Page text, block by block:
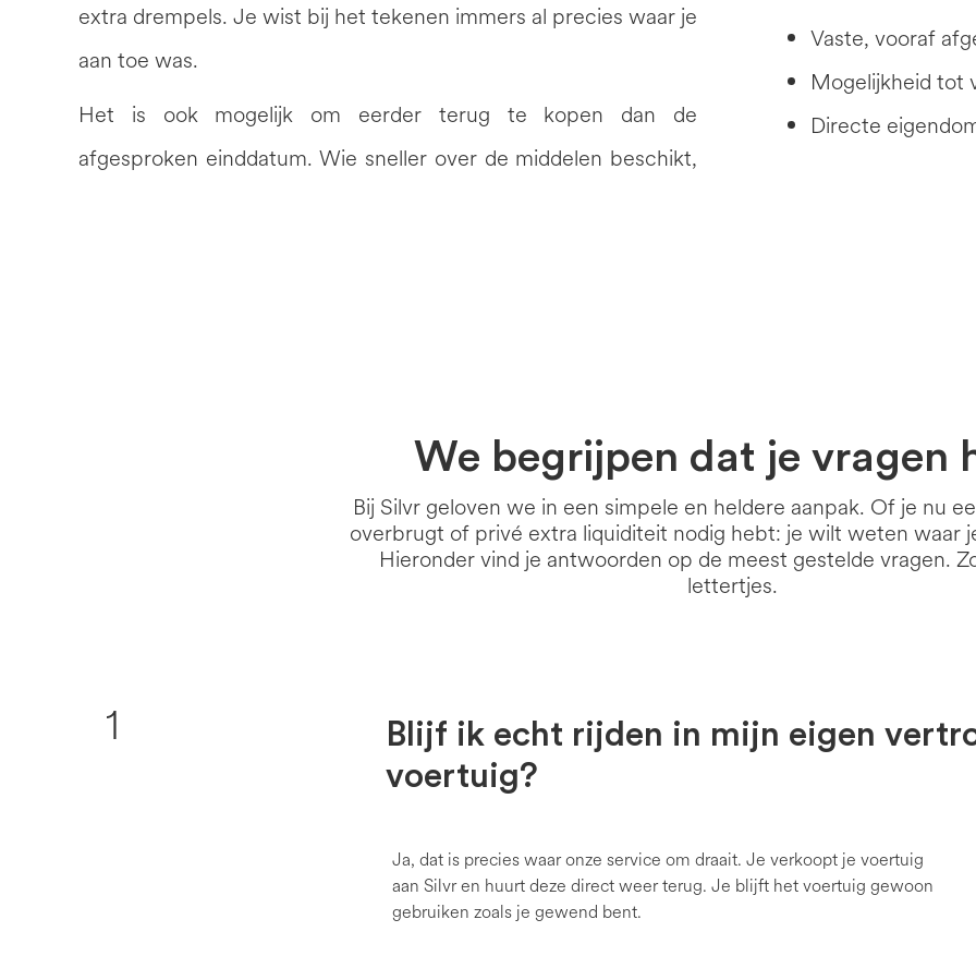
extra drempels. Je wist bij het tekenen immers al precies waar je
aan toe was.
Het is ook mogelijk om eerder terug te kopen dan de
afgesproken einddatum. Wie sneller over de middelen beschikt,
Vaste, vooraf
Mogelijkheid tot
Directe
We begrijpen dat je vragen
Bij Silvr geloven we in een simpele en heldere aanpak. Of je nu
overbrugt of privé extra liquiditeit nodig hebt: je wilt weten waar
Hieronder vind je antwoorden op de meest gestelde vragen.
lettertjes.
1
Blijf ik echt rijden in mijn eigen
voertuig?
Ja, dat is precies waar onze service om draait. Je verkoopt je voertuig
aan Silvr en huurt deze direct weer terug. Je blijft het voertuig gewoon
gebruiken zoals je gewend bent.